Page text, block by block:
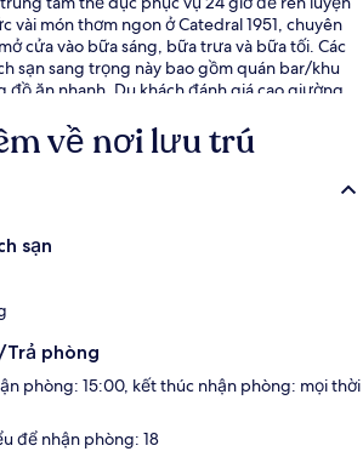
vài món thơm ngon ở Catedral 1951, chuyên
cửa vào bữa sáng, bữa trưa và bữa tối. Các
sạn sang trọng này bao gồm quán bar/khu
đồ ăn nhanh. Du khách đánh giá cao giường
đi bộ ngắn: cách Ga Jaume I 4 phút và Ga
về nơi lưu trú
sạn
phòng
phòng: 15:00, kết thúc nhận phòng: mọi thời
để nhận phòng: 18